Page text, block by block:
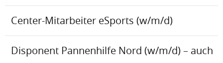
Center-Mitarbeiter eSports (w/m/d)
Disponent Pannenhilfe Nord (w/m/d) – auch